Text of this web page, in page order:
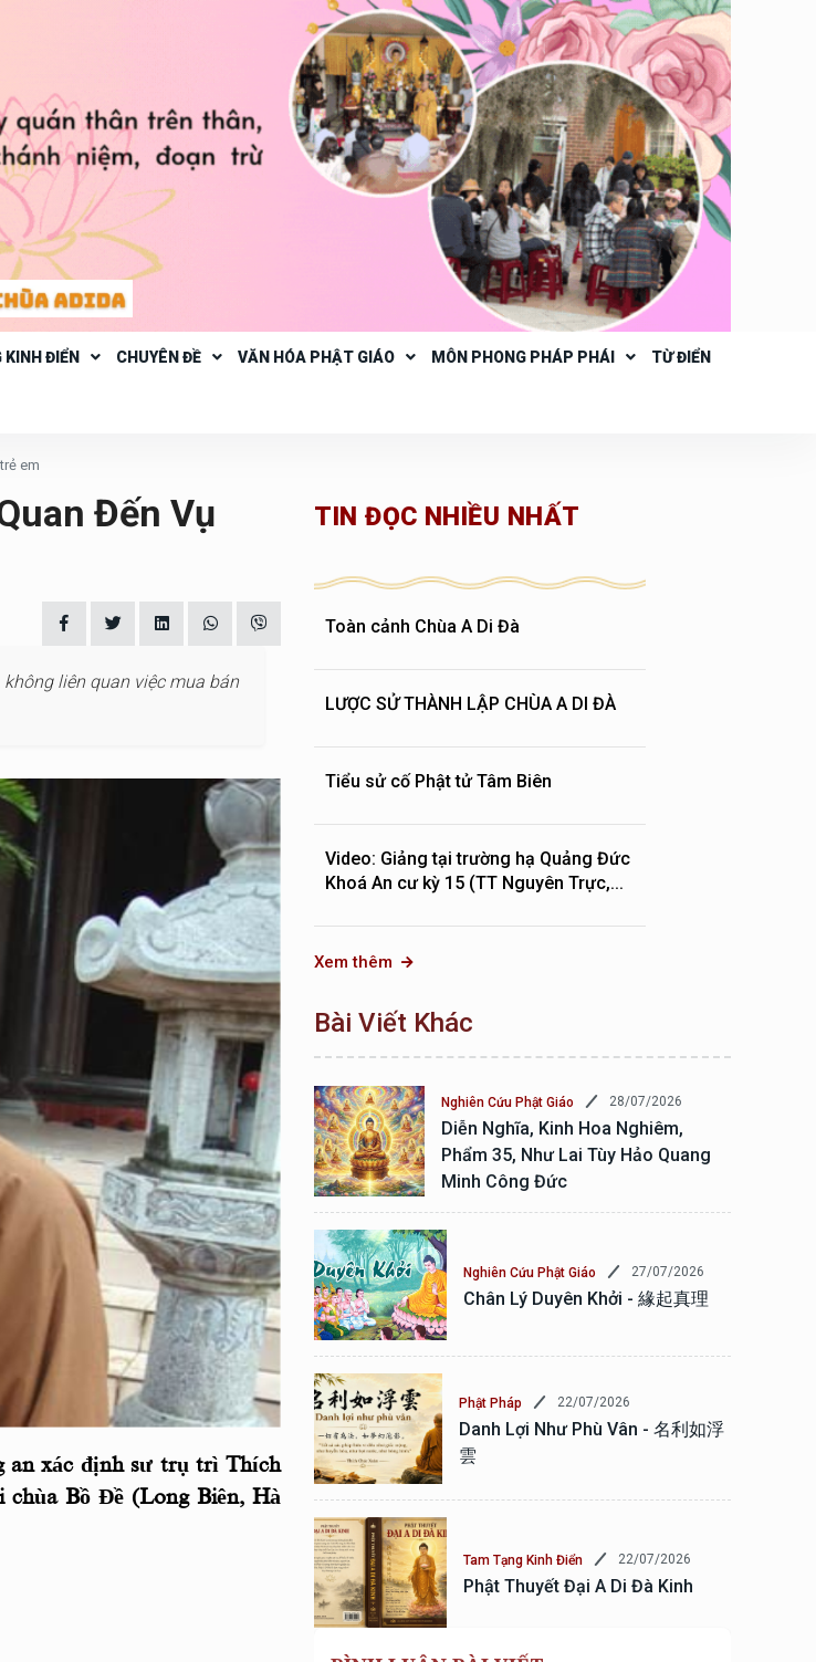
ĐIỂN CHUYÊN ĐỀ VĂN HÓA PHẬT GIÁO MÔN PHONG PHÁP PHÁI TỪ ĐIỂN
em
Đến Vụ
liên quan việc mua bán
an xác định sư trụ trì Thích
Bồ Đề (Long Biên, Hà
TIN ĐỌC NHIỀU NHẤT
Toàn cảnh Chùa A Di Đà
LƯỢC SỬ THÀNH LẬP CHÙA A DI ĐÀ
Tiểu sử cố Phật tử Tâm Biên
Video: Giảng tại trường hạ Quảng Đức
Khoá An cư kỳ 15 (TT Nguyên Trực,...
Xem thêm
Bài Viết Khác
Nghiên Cứu Phật Giáo 28/07/2026
Diễn Nghĩa, Kinh Hoa Nghiêm,
Phẩm 35, Như Lai Tùy Hảo Quang
Minh Công Đức
Nghiên Cứu Phật Giáo 27/07/2026
Chân Lý Duyên Khởi - 緣起真理
Phật Pháp 22/07/2026
Danh Lợi Như Phù Vân - 名利如浮
雲
Tam Tạng Kinh Điển 22/07/2026
Phật Thuyết Đại A Di Đà Kinh